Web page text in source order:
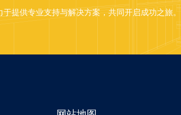
提供专业支持与解决方案，共同开启成功之旅。